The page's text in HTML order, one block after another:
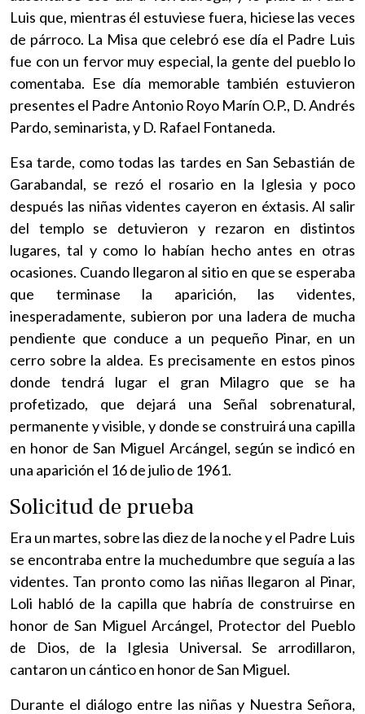
Luis que, mientras él estuviese fuera, hiciese las veces
de párroco. La Misa que celebró ese día el Padre Luis
fue con un fervor muy especial, la gente del pueblo lo
comentaba. Ese día memorable también estuvieron
presentes el Padre Antonio Royo Marín O.P., D. Andrés
Pardo, seminarista, y D. Rafael Fontaneda.
Esa tarde, como todas las tardes en San Sebastián de
Garabandal, se rezó el rosario en la Iglesia y poco
después las niñas videntes cayeron en éxtasis. Al salir
del templo se detuvieron y rezaron en distintos
lugares, tal y como lo habían hecho antes en otras
ocasiones. Cuando llegaron al sitio en que se esperaba
que terminase la aparición, las videntes,
inesperadamente, subieron por una ladera de mucha
pendiente que conduce a un pequeño Pinar, en un
cerro sobre la aldea. Es precisamente en estos pinos
donde tendrá lugar el gran Milagro que se ha
profetizado, que dejará una Señal sobrenatural,
permanente y visible, y donde se construirá una capilla
en honor de San Miguel Arcángel, según se indicó en
una aparición el 16 de julio de 1961.
Solicitud de prueba
Era un martes, sobre las diez de la noche y el Padre Luis
se encontraba entre la muchedumbre que seguía a las
videntes. Tan pronto como las niñas llegaron al Pinar,
Loli habló de la capilla que habría de construirse en
honor de San Miguel Arcángel, Protector del Pueblo
de Dios, de la Iglesia Universal. Se arrodillaron,
cantaron un cántico en honor de San Miguel.
Durante el diálogo entre las niñas y Nuestra Señora,